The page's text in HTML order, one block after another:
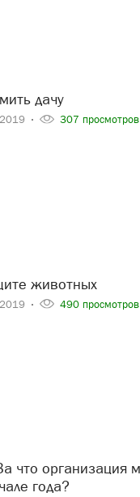
дачу
307 просмотров
животных
490 просмотров
года?